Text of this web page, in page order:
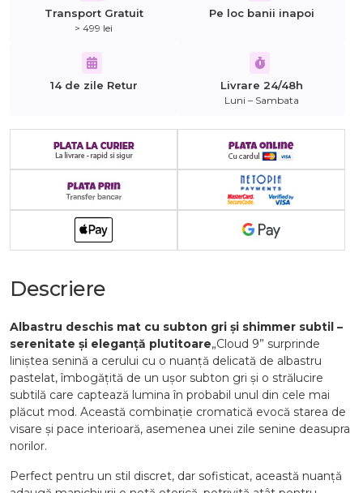
Transport Gratuit
> 499 lei
Pe loc banii inapoi
14 de zile Retur Livrare 24/48h
Luni – Sambata
Descriere
Albastru deschis mat cu subton gri și shimmer subtil –
serenitate și eleganță plutitoare„Cloud 9” surprinde
liniștea senină a cerului cu o nuanță delicată de albastru
pastelat, îmbogățită de un ușor subton gri și o strălucire
subtilă care captează lumina în probabil unul din cele mai
plăcut mod. Această combinație cromatică evocă starea de
visare și pace interioară, asemenea unei zile senine deasupra
norilor.
Perfect pentru un stil discret, dar sofisticat, această nuanță